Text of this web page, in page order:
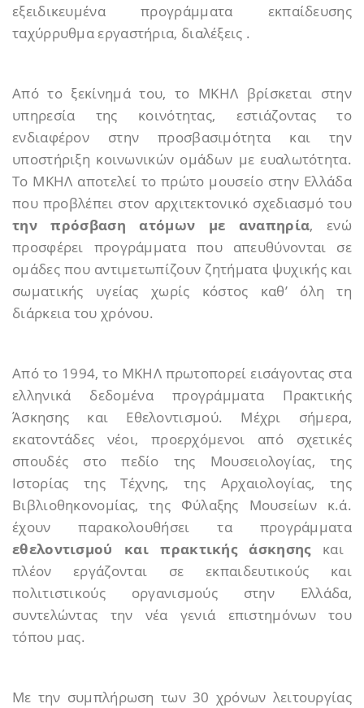
εξειδικευμένα προγράμματα εκπαίδευσης
ταχύρρυθμα εργαστήρια, διαλέξεις .
Από το ξεκίνημά του, το ΜΚΗΛ βρίσκεται στην
υπηρεσία της κοινότητας, εστιάζοντας το
ενδιαφέρον στην προσβασιμότητα και την
υποστήριξη κοινωνικών ομάδων με ευαλωτότητα.
Το ΜΚΗΛ αποτελεί το πρώτο μουσείο στην Ελλάδα
που προβλέπει στον αρχιτεκτονικό σχεδιασμό του
την πρόσβαση ατόμων με αναπηρία, ενώ
προσφέρει προγράμματα που απευθύνονται σε
ομάδες που αντιμετωπίζουν ζητήματα ψυχικής και
σωματικής υγείας χωρίς κόστος καθ’ όλη τη
διάρκεια του χρόνου.
Από το 1994, το ΜΚΗΛ πρωτοπορεί εισάγοντας στα
ελληνικά δεδομένα προγράμματα Πρακτικής
Άσκησης και Εθελοντισμού. Μέχρι σήμερα,
εκατοντάδες νέοι, προερχόμενοι από σχετικές
σπουδές στο πεδίο της Μουσειολογίας, της
Ιστορίας της Τέχνης, της Αρχαιολογίας, της
Βιβλιοθηκονομίας, της Φύλαξης Μουσείων κ.ά.
έχουν παρακολουθήσει τα προγράμματα
εθελοντισμού και πρακτικής άσκησηςκαι
πλέον εργάζονται σε εκπαιδευτικούς και
πολιτιστικούς οργανισμούς στην Ελλάδα,
συντελώντας την νέα γενιά επιστημόνων του
τόπου μας.
Με την συμπλήρωση των 30 χρόνων λειτουργίας